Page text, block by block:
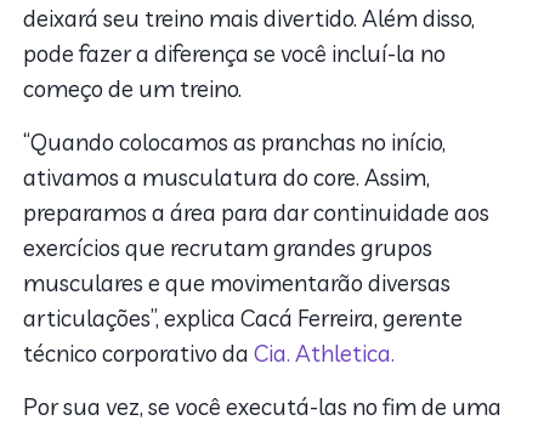
deixará seu treino mais divertido. Além disso,
pode fazer a diferença se você incluí-la no
começo de um treino.
“Quando colocamos as pranchas no início,
ativamos a musculatura do core. Assim,
preparamos a área para dar continuidade aos
exercícios que recrutam grandes grupos
musculares e que movimentarão diversas
articulações”, explica Cacá Ferreira, gerente
técnico corporativo daCia. Athletica.
Por sua vez, se você executá-las no fim de uma